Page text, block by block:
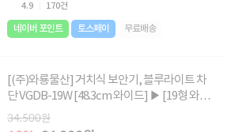
4.9 170건
네이버 포인트 토스페이 무료배송
[(주)와룡물산] 거치식 보안기, 블루라이트 차
단 VGDB-19W [48.3cm 와이드] ▶ [19형 와이
드] ◀
34,500원